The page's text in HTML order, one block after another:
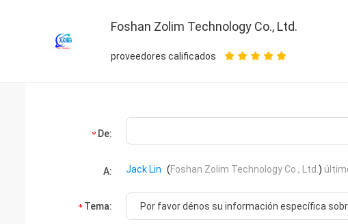
Foshan Zolim Technology Co., Ltd.
proveedores calificados
De:
A: Jack Lin (Foshan Zolim Technology Co., Ltd. )
Tema: